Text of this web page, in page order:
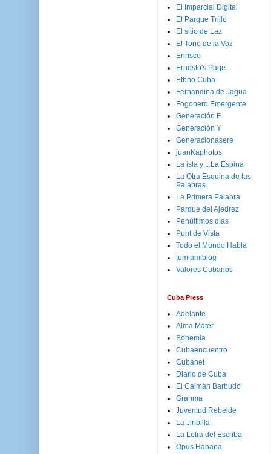
El Imparcial Digital
El Parque Trillo
El sitio de Laz
El Tono de la Voz
Enrisco
Ernesto's Page
Ethno Cuba
Fernandina de Jagua
Fogonero Emergente
Generación F
Generación Y
Generacionasere
juanKaphotos
La isla y ...La Espina
La Otra Esquina de las
Palabras
La Primera Palabra
Parque del Ajedrez
Penúltimos días
Punt de Vista
Todo el Mundo Habla
tumiamiblog
Valores Cubanos
Cuba Press
Adelante
Alma Mater
Bohemia
Cubaencuentro
Cubanet
Diario de Cuba
El Caimán Barbudo
Granma
Juventud Rebelde
La Jiribilla
La Letra del Escriba
Opus Habana